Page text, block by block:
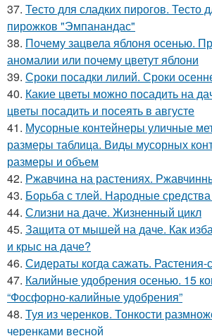
37. Тесто для сладких пирогов. Тесто
пирожков "Эмпанандас"
38. Почему зацвела яблоня осенью.
аномалии или почему цветут яблони
39. Сроки посадки лилий. Сроки
40. Какие цветы можно посадить на
цветы посадить и посеять в августе
41. Мусорные контейнеры уличные
размеры таблица. Виды мусорных
размеры и объем
42. Ржавчина на растениях.
43. Борьба с тлей. Народные средства
44. Слизни на даче. Жизненный цикл
45. Защита от мышей на даче. Как
и крыс на даче?
46. Сидераты когда сажать. Растения-
47. Калийные удобрения осенью. 15
“Фосфорно-калийные удобрения”
48. Туя из черенков. Тонкости
черенками весной